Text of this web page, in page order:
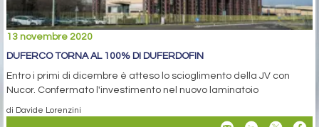
13 novembre 2020
DUFERCO TORNA AL 100% DI DUFERDOFIN
Entro i primi di dicembre è atteso lo scioglimento della JV con
Nucor. Confermato l'investimento nel nuovo laminatoio
di Davide Lorenzini